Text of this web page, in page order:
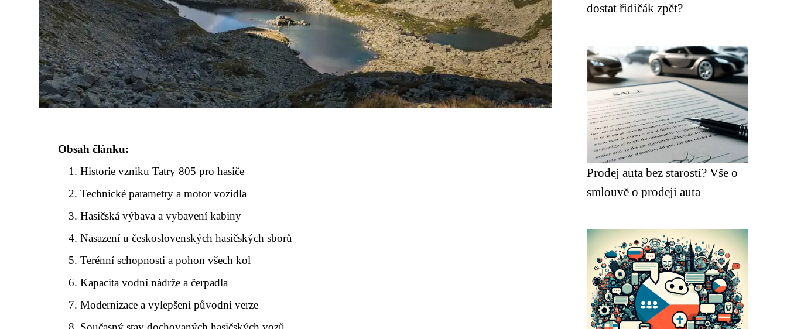
Obsah článku:
Historie vzniku Tatry 805 pro hasiče
Technické parametry a motor vozidla
Hasičská výbava a vybavení kabiny
Nasazení u československých hasičských sborů
Terénní schopnosti a pohon všech kol
Kapacita vodní nádrže a čerpadla
Modernizace a vylepšení původní verze
dostat řidičák zpět?
Prodej auta bez starostí? Vše o
smlouvě o prodeji auta